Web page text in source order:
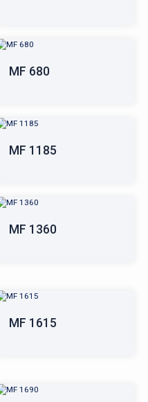
MF 680
MF 1185
MF 1360
MF 1615